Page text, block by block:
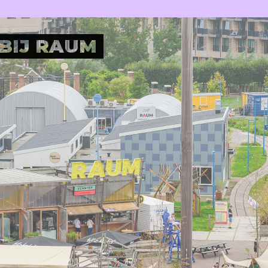
RAUM
Wijkrestaurant
Toegankelijkheid
Jouw event bij RAUM
Pleinotheek
SHOP
Digitale winkel
PARTNERS
Moestuin
Berlijnplein